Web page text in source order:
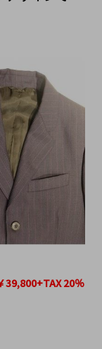
39,800+TAX 20％